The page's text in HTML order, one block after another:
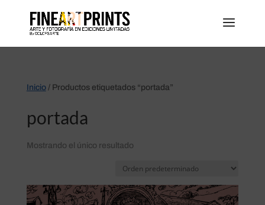
Inicio/ Productos etiquetados “portada”
portada
Mostrando el único resultado